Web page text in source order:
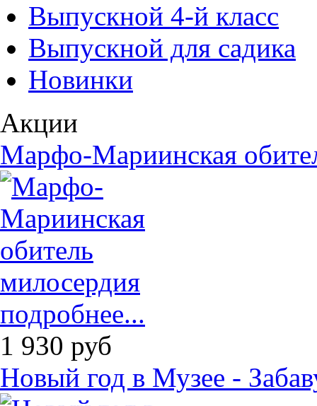
Выпускной 4-й класс
Выпускной для садика
Новинки
Акции
Марфо-Мариинская
подробнее...
1 930 руб
Новый год в Музее -